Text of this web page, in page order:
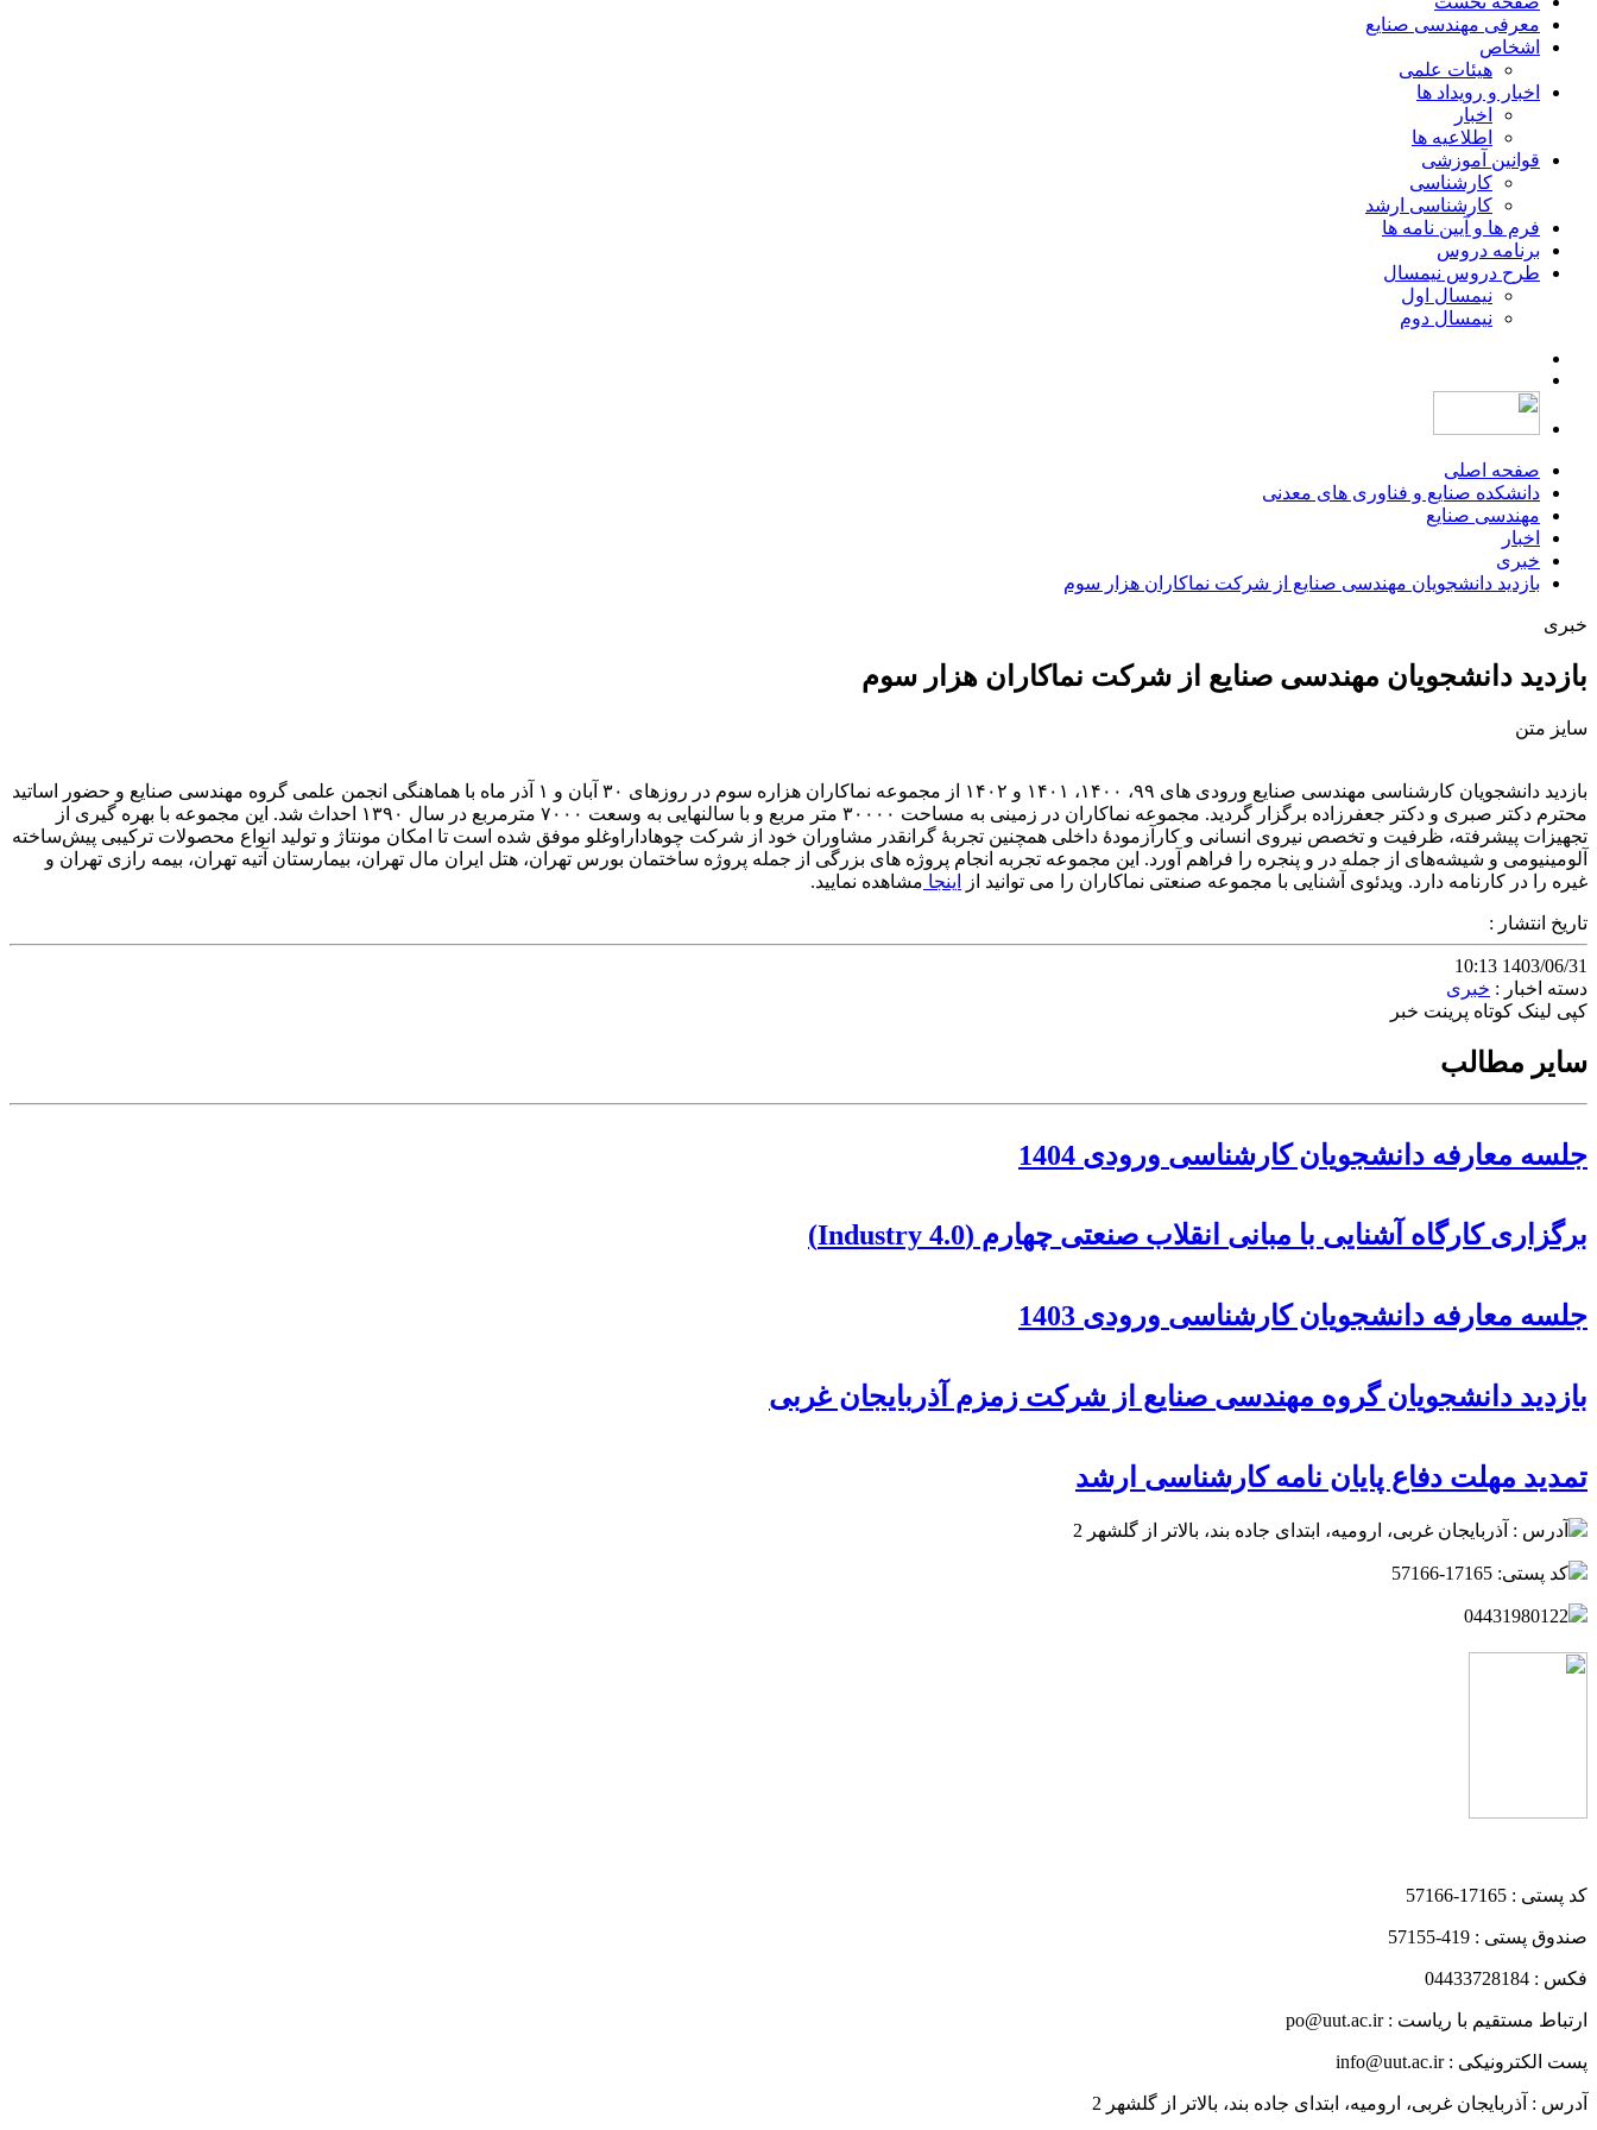
معرفی مهندسی صنایع
اشخاص
هیئات علمی
اخبار و رویداد ها
اخبار
اطلاعیه ها
قوانین آموزشی
کارشناسی
کارشناسی ارشد
فرم ها و آیین نامه ها
برنامه دروس
طرح دروس نیمسال
نیمسال اول
نیمسال دوم
صفحه اصلی
دانشکده صنایع و فناوری های معدنی
مهندسی صنایع
اخبار
خبری
بازدید دانشجویان مهندسی صنایع از شرکت نماکاران هزار سوم
خبری
بازدید دانشجویان مهندسی صنایع از شرکت نماکاران هزار سوم
سایز متن
بازدید دانشجویان کارشناسی مهندسی صنایع ورودی های ۹۹، ۱۴۰۰، ۱۴۰۱ و ۱۴۰۲ از مجموعه نماکاران هزاره سوم در روزهای ۳۰ آبان و ۱ آذر ماه با هماهنگی انجمن علمی گروه مهندسی صنایع و حضور اساتید
محترم دکتر صبری و دکتر جعفرزاده برگزار گردید. مجموعه نماکاران در زمینی به مساحت ۳۰۰۰۰ متر مربع و با سالنهایی به وسعت ۷۰۰۰ مترمربع در سال ۱۳۹۰ احداث شد. این مجموعه با بهره‌ گیری از
تجهیزات پیشرفته، ظرفیت و تخصص نیروی انسانی و کارآزمودۀ داخلی همچنین تجربۀ گرانقدر مشاوران خود از شرکت چوهاداراوغلو موفق شده است تا امکان مونتاژ و تولید انواع محصولات ترکیبی پیش‌ساختە
آلومینیومی و شیشه‌های از جمله در و پنجره را فراهم آورد. این مجموعه تجربه انجام پروژه های بزرگی از جمله پروژه ساختمان بورس تهران، هتل ایران مال تهران، بیمارستان آتیه تهران، بیمه رازی تهران و
غیره را در کارنامه دارد. ویدئوی آشنایی با مجموعه صنعتی نماکاران را می توانید از
اینجا مشاهده نمایید.
تاریخ انتشار :
1403/06/31 10:13
دسته اخبار : خبری
کپی لینک کوتاه پرینت خبر
سایر مطالب
جلسه معارفه دانشجویان کارشناسی ورودی 1404
برگزاری کارگاه آشنایی با مبانی انقلاب صنعتی چهارم (Industry 4.0)
جلسه معارفه دانشجویان کارشناسی ورودی 1403
بازدید دانشجویان گروه مهندسی صنایع از شرکت زمزم آذربایجان غربی
تمدید مهلت دفاع پایان نامه کارشناسی ارشد
آدرس : آذربایجان غربی، ارومیه، ابتدای جاده بند، بالاتر از گلشهر 2
کد پستی: 17165-57166
04431980122
کد پستی : 17165-57166
صندوق پستی : 419-57155
فکس : 04433728184
ارتباط مستقیم با ریاست : po@uut.ac.ir
پست الکترونیکی : info@uut.ac.ir
آدرس : آذربایجان غربی، ارومیه، ابتدای جاده بند، بالاتر از گلشهر 2